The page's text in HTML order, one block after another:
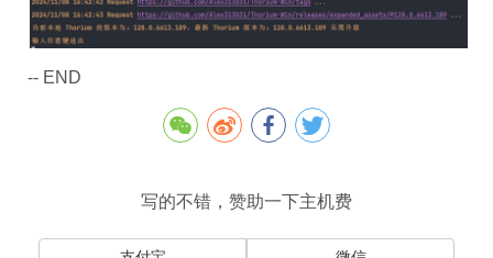
-- END
写的不错，赞助一下主机费